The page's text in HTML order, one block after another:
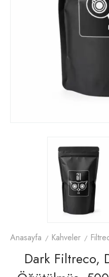
Anasayfa Kahveler
Dark Filtreco,